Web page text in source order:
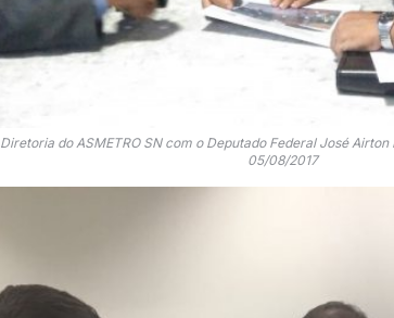
Diretoria do ASMETRO SN com o Deputado Federal José
05/08/2017